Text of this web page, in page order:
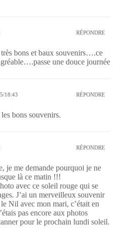
RÉPONDRE
bons et baux souvenirs….ce
une douce journée
18:43 RÉPONDRE
bons souvenirs.
RÉPONDRE
je me demande pourquoi je ne
là ce matin !!!
avec ce soleil rouge qui se
J’ai un merveilleux souvenir
Nil avec mon mari, c’était en
pas encore aux photos
pour le prochain lundi soleil.